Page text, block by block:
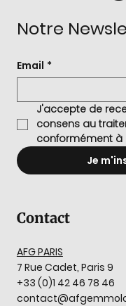
Notre
Email *
J'accepte de
consens au
conformément à
Je
Contact
AFG PARIS
7 Rue Cadet, Paris 9
+33 (0)1 42 46 78 46